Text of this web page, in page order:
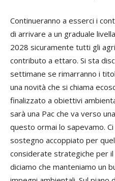
Continueranno a esserci i
di arrivare a un graduale
2028 sicuramente tutti gli
contributo a ettaro. Si sta
settimane se rimarranno i
una novità che si chiama
finalizzato a obiettivi
sarà una Pac che va verso
questo ormai lo sapevamo.
sostegno accoppiato per
considerate strategiche per
diciamo che manteniamo un